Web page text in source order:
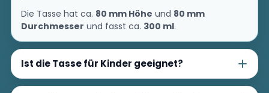
Die Tasse hat ca. 80 mm Höhe und 80 mm
Durchmesser und fasst ca. 300 ml.
Ist die Tasse für Kinder geeignet?